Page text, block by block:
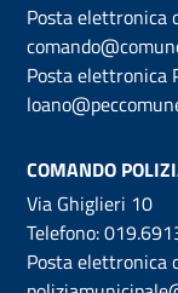
Posta elettronica
Posta elettronica
COMANDO
Via Ghiglieri 10
Telefono:
Posta elettronica